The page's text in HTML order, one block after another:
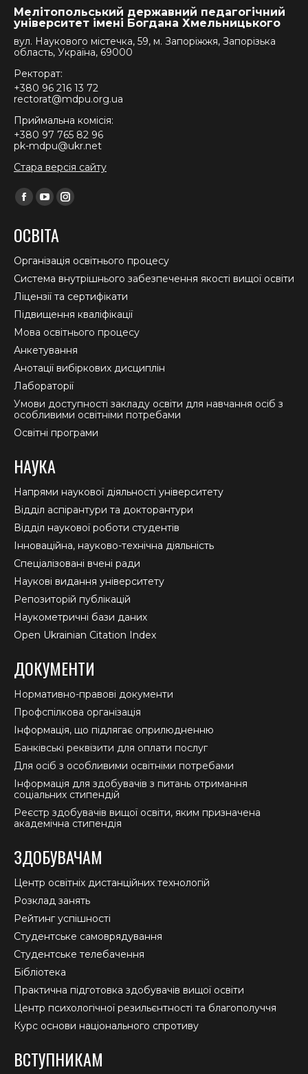
Мелітопольський державний педагогічний
університет імені Богдана Хмельницького
вул. Наукового містечка, 59, м. Запоріжжя, Запорізька
область, Україна, 69000
Ректорат:
+380 96 216 13 72
rectorat@mdpu.org.ua
Приймальна комісія:
+380 97 765 82 96
pk-mdpu@ukr.net
Стара версія сайту
Find us on:
Facebook
opens
in
new
window
YouTube
opens
in
new
window
Instagram
in
new
window
ОСВІТА
Організація освітнього процесу
Система внутрішнього забезпечення якості вищої освіти
Ліцензії та сертифікати
Підвищення кваліфікації
Мова освітнього процесу
Анкетування
Анотації вибіркових дисциплін
Лабораторії
Умови доступності закладу освіти для навчання осіб з
особливими освітніми потребами
Освітні програми
НАУКА
Напрями наукової діяльності університету
Відділ аспірантури та докторантури
Відділ наукової роботи студентів
Інноваційна, науково-технічна діяльність
Спеціалізовані вчені ради
Наукові видання університету
Репозиторій публікацій
Наукометричні бази даних
Open Ukrainian Citation Index
ДОКУМЕНТИ
Нормативно-правові документи
Профспілкова організація
Інформація, що підлягає оприлюдненню
Банківські реквізити для оплати послуг
Для осіб з особливими освітніми потребами
Інформація для здобувачів з питань отримання
соціальних стипендій
Реєстр здобувачів вищої освіти, яким призначена
академічна стипендія
ЗДОБУВАЧАМ
Центр освітніх дистанційних технологій
Розклад занять
Рейтинг успішності
Студентське самоврядування
Студентське телебачення
Бібліотека
Практична підготовка здобувачів вищої освіти
Центр психологічної резильєнтності та благополуччя
Курс основи національного спротиву
ВСТУПНИКАМ